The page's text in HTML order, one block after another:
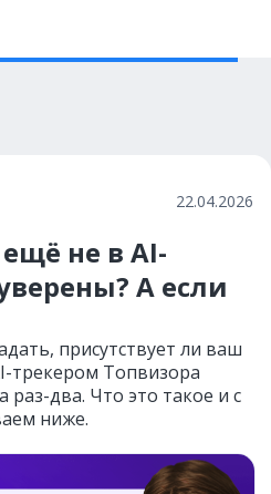
22.04.2026
не в AI-
А если
присутствует ли ваш
трекером Топвизора
два. Что это такое и с
ниже.